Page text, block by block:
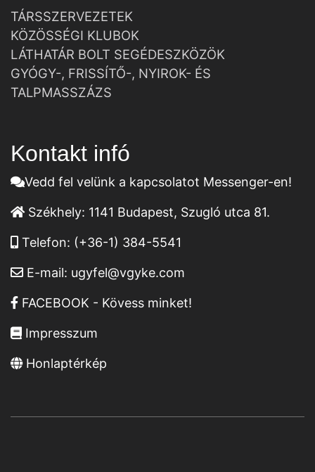
TÁRSSZERVEZETEK
KÖZÖSSÉGI KLUBOK
LÁTHATÁR BOLT SEGÉDESZKÖZÖK
GYÓGY-, FRISSÍTŐ-, NYIROK- ÉS
TALPMASSZÁZS
Kontakt infó
Vedd fel velünk a kapcsolatot Messenger-en!
Székhely: 1141 Budapest, Szugló utca 81.
Telefon: (+36-1) 384-5541
E-mail: ugyfel@vgyke.com
FACEBOOK - Kövess minket!
Impresszum
Honlaptérkép